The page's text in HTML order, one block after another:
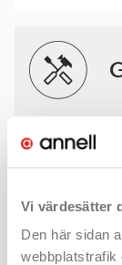
Vi värdesätter
Den här sidan
webbplatstrafik
Det finns
produkt. Med
Rec